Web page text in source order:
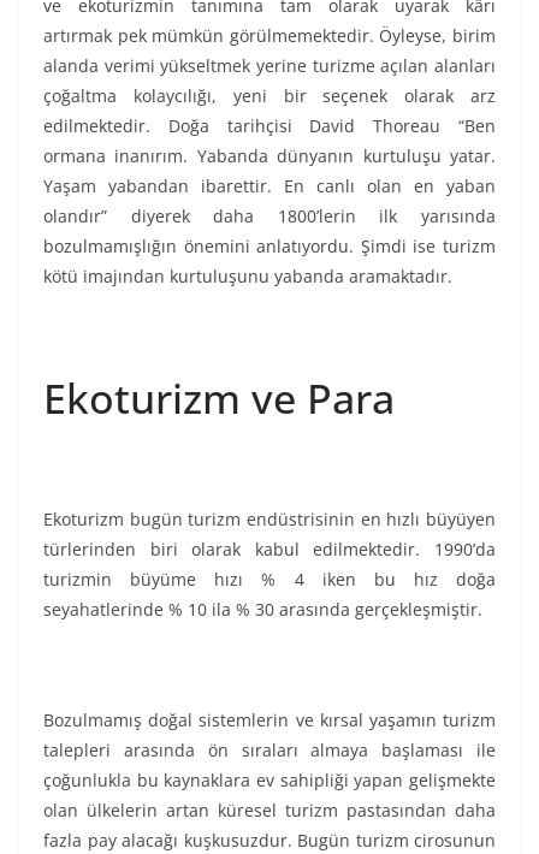
ve ekoturizmin tanımına tam olarak uyarak kârı
artırmak pek mümkün görülmemektedir. Öyleyse, birim
alanda verimi yükseltmek yerine turizme açılan alanları
çoğaltma kolaycılığı, yeni bir seçenek olarak arz
edilmektedir. Doğa tarihçisi David Thoreau “Ben
ormana inanırım. Yabanda dünyanın kurtuluşu yatar.
Yaşam yabandan ibarettir. En canlı olan en yaban
olandır” diyerek daha 1800’lerin ilk yarısında
bozulmamışlığın önemini anlatıyordu. Şimdi ise turizm
kötü imajından kurtuluşunu yabanda aramaktadır.
Ekoturizm ve Para
Ekoturizm bugün turizm endüstrisinin en hızlı büyüyen
türlerinden biri olarak kabul edilmektedir. 1990’da
turizmin büyüme hızı % 4 iken bu hız doğa
seyahatlerinde % 10 ila % 30 arasında gerçekleşmiştir.
Bozulmamış doğal sistemlerin ve kırsal yaşamın turizm
talepleri arasında ön sıraları almaya başlaması ile
çoğunlukla bu kaynaklara ev sahipliği yapan gelişmekte
olan ülkelerin artan küresel turizm pastasından daha
fazla pay alacağı kuşkusuzdur. Bugün turizm cirosunun